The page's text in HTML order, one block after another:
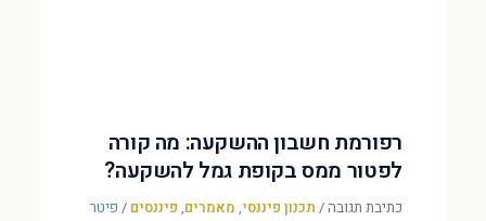
רפורמת חשבון ההשקעה: מה קורה
לפטור ממס בקופת גמל להשקעה?
כתיבת תגובה/ תכנון פיננסי, מאמרים, פיננסים / פיטר